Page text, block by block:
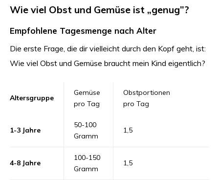
Wie viel Obst und Gemüse ist „genug”?
Empfohlene Tagesmenge nach Alter
Die erste Frage, die dir vielleicht durch den Kopf geht, ist:
Wie viel Obst und Gemüse braucht mein Kind eigentlich?
Altersgruppe
Gemüse
pro Tag
Obstportionen
pro Tag
1-3 Jahre
50-100
Gramm
1,5
4-8 Jahre
100-150
Gramm
1,5